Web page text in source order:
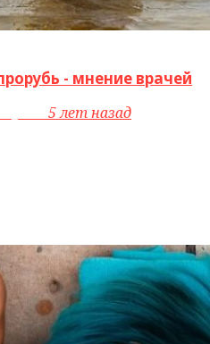
- мнение врачей
5 лет назад